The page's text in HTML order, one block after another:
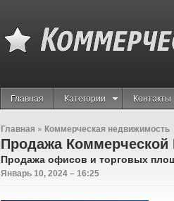
Главная Категории Контакты
Главная » Коммерческая недвижимость
Продажа
Продажа офисов и торговых
Январь 10, 2024 – 16:25